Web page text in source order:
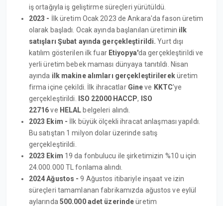
iş ortağıyla iş geliştirme süreçleri yürütüldü.
2023 - İlk üretim Ocak 2023 de Ankara'da fason üretim
olarak başladı. Ocak ayında başlanılan üretimin ilk
satışları Şubat ayında gerçekleştirildi. Yurt dışı
katılım gösterilen ilk fuar Etiyopya'da gerçekleştirildi ve
yerli üretim bebek maması dünyaya tanıtıldı. Nisan
ayında ilk makine alımları gerçekleştirilereküretim
firma içine çekildi. İlk ihracatlar Gineve KKTC’ye
gerçekleştirildi.
ISO 22000 HACCP, ISO
22716ve HELAL belgeleri alındı.
2023 Ekim - İlk büyük ölçekli ihracat anlaşması yapıldı.
Bu satıştan 1 milyon dolar üzerinde satış
gerçekleştirildi.
2023 Ekim 19 da fonbulucu ile şirketimizin %10 u için
24.000.000 TL fonlama alındı.
2024 Ağustos -9 Ağustos itibariyle inşaat ve izin
süreçleri tamamlanan fabrikamızda ağustos ve eylül
aylarında 500.000 adet üzerindeüretim